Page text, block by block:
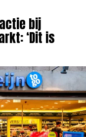
bij
‘Dit is